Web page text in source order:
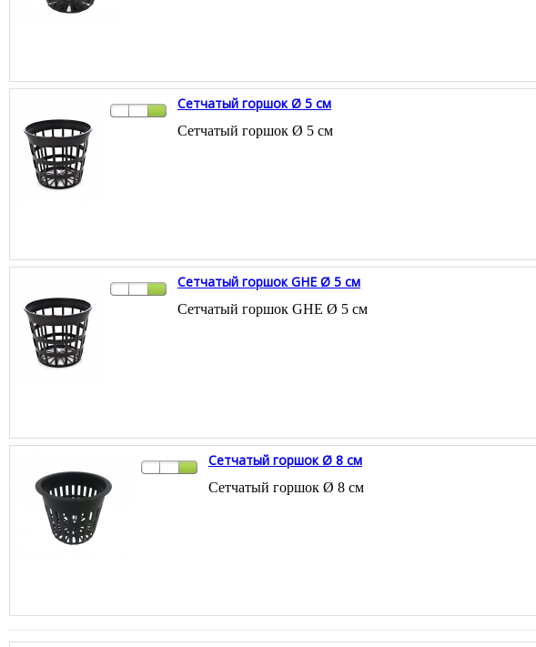
Сетчатый горшок Ø 5 см
Сетчатый горшок Ø 5 см
Сетчатый горшок GHE Ø 5 см
Сетчатый горшок GHE Ø 5 см
Сетчатый горшок Ø 8 см
Сетчатый горшок Ø 8 см